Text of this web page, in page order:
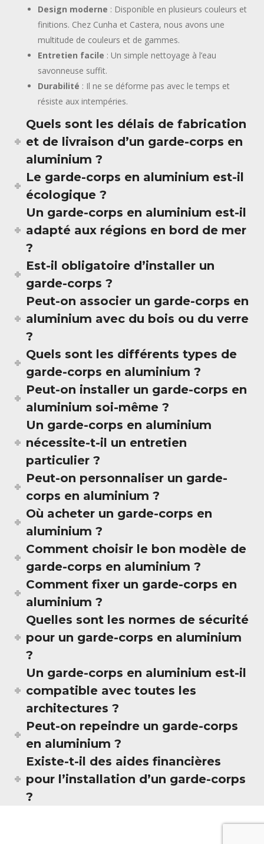
Design moderne : Disponible en plusieurs couleurs et
finitions. Chez Cunha et Castera, nous avons une
multitude de couleurs et de gammes.
Entretien facile : Un simple nettoyage à l’eau
savonneuse suffit.
Durabilité : Il ne se déforme pas avec le temps et
résiste aux intempéries.
Quels sont les délais de fabrication
et de livraison d’un garde-corps en
aluminium ?
Le garde-corps en aluminium est-il
écologique ?
Un garde-corps en aluminium est-il
adapté aux régions en bord de mer
?
Est-il obligatoire d’installer un
garde-corps ?
Peut-on associer un garde-corps en
aluminium avec du bois ou du verre
?
Quels sont les différents types de
garde-corps en aluminium ?
Peut-on installer un garde-corps en
aluminium soi-même ?
Un garde-corps en aluminium
nécessite-t-il un entretien
particulier ?
Peut-on personnaliser un garde-
corps en aluminium ?
Où acheter un garde-corps en
aluminium ?
Comment choisir le bon modèle de
garde-corps en aluminium ?
Comment fixer un garde-corps en
aluminium ?
Quelles sont les normes de sécurité
pour un garde-corps en aluminium
?
Un garde-corps en aluminium est-il
compatible avec toutes les
architectures ?
Peut-on repeindre un garde-corps
en aluminium ?
Existe-t-il des aides financières
pour l’installation d’un garde-corps
?